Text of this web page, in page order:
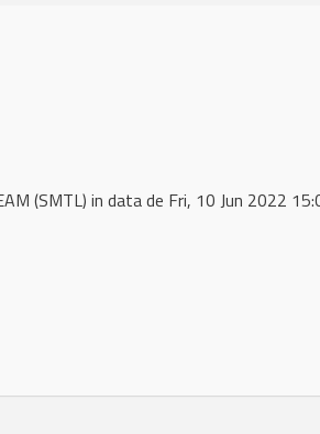
(SMTL) in data de Fri, 10 Jun 2022